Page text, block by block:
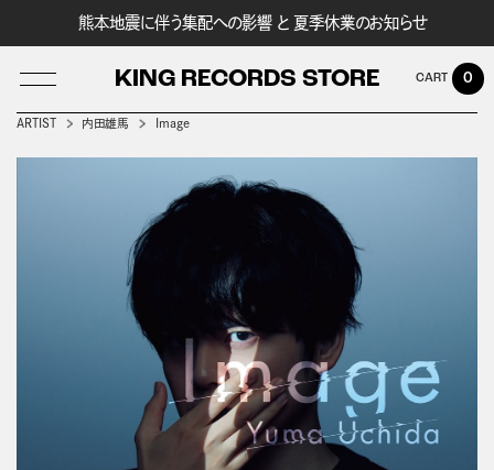
熊本地震に伴う集配への影響 と 夏季休業のお知らせ
KING RECORDS STORE 0
ARTIST 内田雄馬 Image